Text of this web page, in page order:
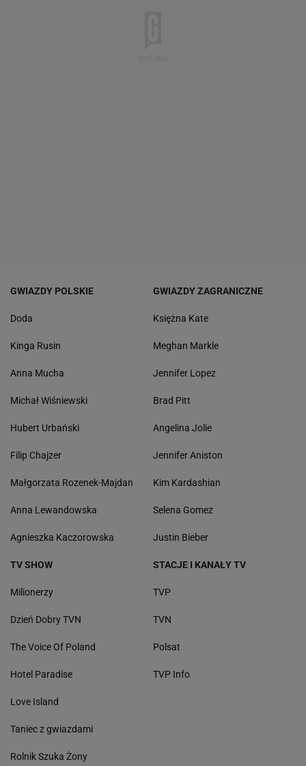
GWIAZDY POLSKIE
Doda
Kinga Rusin
Anna Mucha
Michał Wiśniewski
Hubert Urbański
Filip Chajzer
Małgorzata Rozenek-Majdan
Anna Lewandowska
Agnieszka Kaczorowska
GWIAZDY ZAGRANICZNE
Księżna Kate
Meghan Markle
Jennifer Lopez
Brad Pitt
Angelina Jolie
Jennifer Aniston
Kim Kardashian
Selena Gomez
Justin Bieber
TV SHOW
Milionerzy
Dzień Dobry TVN
The Voice Of Poland
Hotel Paradise
Love Island
Taniec z gwiazdami
Rolnik Szuka Żony
STACJE I KANAŁY TV
TVP
TVN
Polsat
TVP Info